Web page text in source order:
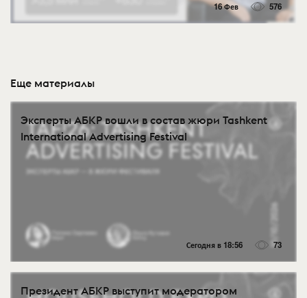
16 Фев 576
Еще материалы
Эксперты АБКР вошли в состав жюри Tashkent
International Advertising Festival
Сегодня в 18:56 73
Президент АБКР выступит модератором